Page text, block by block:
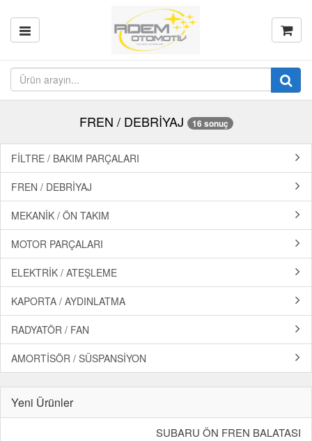
FREN / DEBRİYAJ 16 sonuç
FİLTRE / BAKIM PARÇALARI
FREN / DEBRİYAJ
MEKANİK / ÖN TAKIM
MOTOR PARÇALARI
ELEKTRİK / ATEŞLEME
KAPORTA / AYDINLATMA
RADYATÖR / FAN
AMORTİSÖR / SÜSPANSİYON
Yeni Ürünler
SUBARU ÖN FREN BALATASI